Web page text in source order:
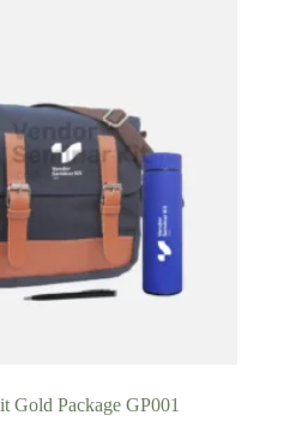
Gold Package GP001